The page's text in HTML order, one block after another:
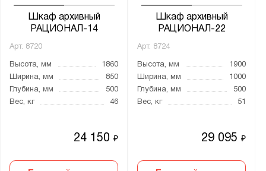
Шкаф архивный
РАЦИОНАЛ-14
Арт. 8720
Высота, мм
1860
Ширина, мм
850
Глубина, мм
500
Вес, кг
46
24 150₽
Шкаф архивный
РАЦИОНАЛ-22
Арт. 8724
Высота, мм
1900
Ширина, мм
1000
Глубина, мм
500
Вес, кг
51
29 095₽
Количество выдвижных ящиков, шт.:
от до
Светло-серый (RAL 7035)